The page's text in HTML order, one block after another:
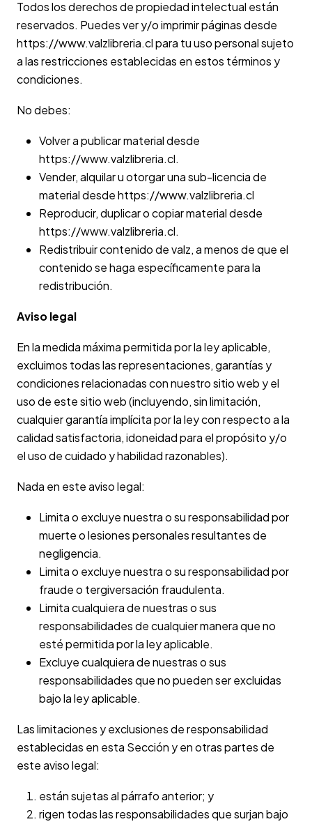
Todos los derechos de propiedad intelectual están
reservados. Puedes ver y/o imprimir páginas desde
https://www.valzlibreria.cl para tu uso personal sujeto
a las restricciones establecidas en estos términos y
condiciones.
No debes:
Volver a publicar material desde
https://www.valzlibreria.cl.
Vender, alquilar u otorgar una sub-licencia de
material desde https://www.valzlibreria.cl
Reproducir, duplicar o copiar material desde
https://www.valzlibreria.cl.
Redistribuir contenido de valz, a menos de que el
contenido se haga específicamente para la
redistribución.
Aviso legal
En la medida máxima permitida por la ley aplicable,
excluimos todas las representaciones, garantías y
condiciones relacionadas con nuestro sitio web y el
uso de este sitio web (incluyendo, sin limitación,
cualquier garantía implícita por la ley con respecto a la
calidad satisfactoria, idoneidad para el propósito y/o
el uso de cuidado y habilidad razonables).
Nada en este aviso legal:
Limita o excluye nuestra o su responsabilidad por
muerte o lesiones personales resultantes de
negligencia.
Limita o excluye nuestra o su responsabilidad por
fraude o tergiversación fraudulenta.
Limita cualquiera de nuestras o sus
responsabilidades de cualquier manera que no
esté permitida por la ley aplicable.
Excluye cualquiera de nuestras o sus
responsabilidades que no pueden ser excluidas
bajo la ley aplicable.
Las limitaciones y exclusiones de responsabilidad
establecidas en esta Sección y en otras partes de
este aviso legal:
están sujetas al párrafo anterior; y
rigen todas las responsabilidades que surjan bajo